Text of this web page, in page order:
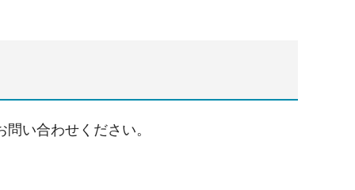
い合わせください。